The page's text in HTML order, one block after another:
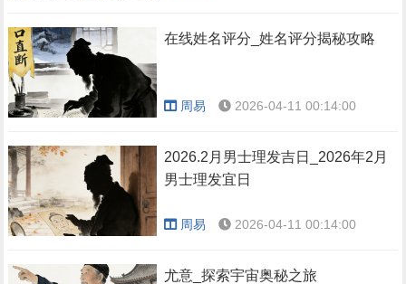
在线姓名评分_姓名评分揭秘攻略
周易 2026-04-11 00:14:00
2026.2月男士理发吉日_2026年2月
男士理发宜日
周易 2026-04-11 00:14:00
尤意_探索宇宙奥秘之旅